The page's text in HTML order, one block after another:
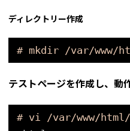
ディレクトリー作成
# mkdir /var/www/
テストページを作成し、動
# vi /var/www/html/